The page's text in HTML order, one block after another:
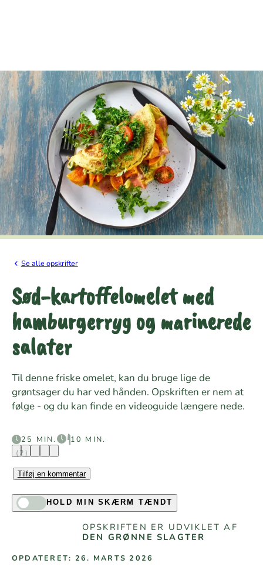
Se alle opskrifter
Sød-kartoffelomelet med
hamburgerryg og marinerede
salater
Til denne friske omelet, kan du bruge lige de
grøntsager du har ved hånden. Opskriften er nem at
følge - og du kan finde en videoguide længere nede.
25 MIN.
10 MIN.
(2)
Tilføj en kommentar
HOLD MIN SKÆRM TÆNDT
OPSKRIFTEN ER UDVIKLET AF
DEN GRØNNE SLAGTER
OPDATERET: 26. MARTS 2026